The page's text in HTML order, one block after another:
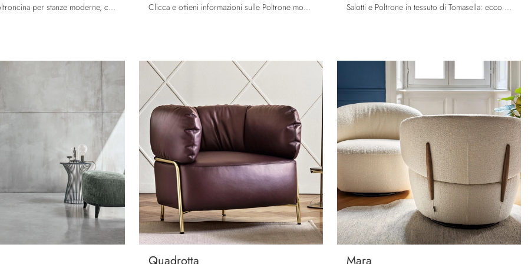
Se vuoi una poltroncina per stanze moderne, clicca e leggi di più sul modello Sacco Comodo in tessuto della firma Tomasella. Clicca e ottieni informazioni sulle Poltrone moderne di Tomasella! Molteplici modelli in tessuto, come Vanessa, ti aspettano. Salotti e Poltrone in tessuto di Tomasella: ecco a te il modello Flower in tessuto per arricchire i tuoi spazi.
Quadrotta Mara